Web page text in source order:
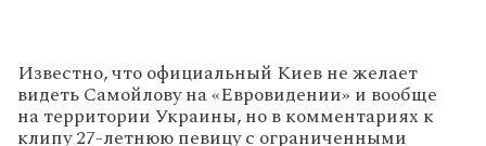
Известно, что официальный Киев не желает
видеть Самойлову на «Евровидении» и вообще
на территории Украины, но в комментариях к
клипу 27-летнюю певицу с ограниченными